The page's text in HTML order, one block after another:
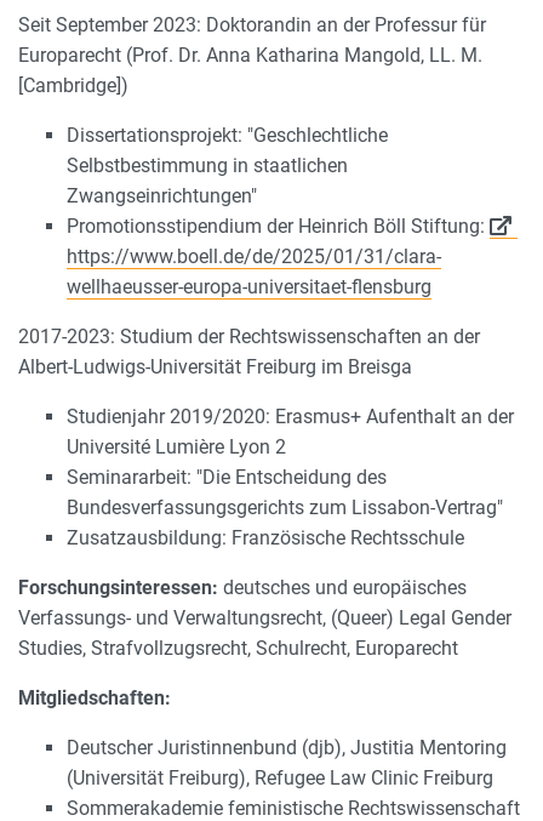
Seit September 2023: Doktorandin an der Professur für
Europarecht (Prof. Dr. Anna Katharina Mangold, LL. M.
[Cambridge])
Dissertationsprojekt: "Geschlechtliche
Selbstbestimmung in staatlichen
Zwangseinrichtungen"
Promotionsstipendium der Heinrich Böll Stiftung:
https://www.boell.de/de/2025/01/31/clara-
wellhaeusser-europa-universitaet-flensburg
2017-2023: Studium der Rechtswissenschaften an der
Albert-Ludwigs-Universität Freiburg im Breisga
Studienjahr 2019/2020: Erasmus+ Aufenthalt an der
Université Lumière Lyon 2
Seminararbeit: "Die Entscheidung des
Bundesverfassungsgerichts zum Lissabon-Vertrag"
Zusatzausbildung: Französische Rechtsschule
Forschungsinteressen: deutsches und europäisches
Verfassungs- und Verwaltungsrecht, (Queer) Legal Gender
Studies, Strafvollzugsrecht, Schulrecht, Europarecht
Mitgliedschaften:
Deutscher Juristinnenbund (djb), Justitia Mentoring
(Universität Freiburg), Refugee Law Clinic Freiburg
Sommerakademie feministische Rechtswissenschaft